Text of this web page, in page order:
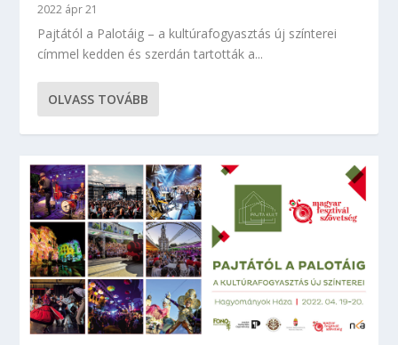
2022 ápr 21
Pajtától a Palotáig – a kultúrafogyasztás új színterei
címmel kedden és szerdán tartották a...
OLVASS TOVÁBB